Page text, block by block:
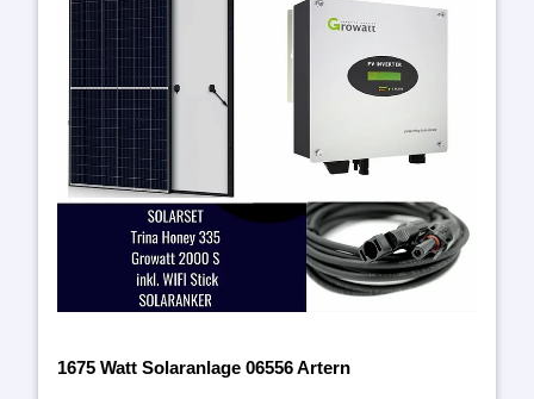
1675 Watt Solaranlage 06556 Artern